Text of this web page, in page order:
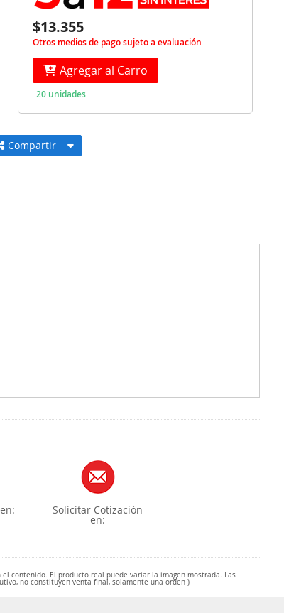
$13.355
Otros medios de pago sujeto a evaluación
Agregar al Carro
20 unidades
Compartir
Solicitar Cotización
en:
contenido. El producto real puede variar la imagen mostrada. Las
no constituyen venta final, solamente una orden )